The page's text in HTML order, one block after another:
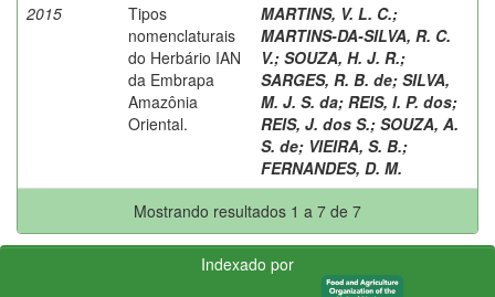
2015
Tipos
nomenclaturais
do Herbário IAN
da Embrapa
Amazônia
Oriental.
MARTINS, V. L. C.;
MARTINS-DA-SILVA, R. C.
V.; SOUZA, H. J. R.;
SARGES, R. B. de; SILVA,
M. J. S. da; REIS, I. P. dos;
REIS, J. dos S.; SOUZA, A.
S. de; VIEIRA, S. B.;
FERNANDES, D. M.
Mostrando resultados 1 a 7 de 7
Indexado por